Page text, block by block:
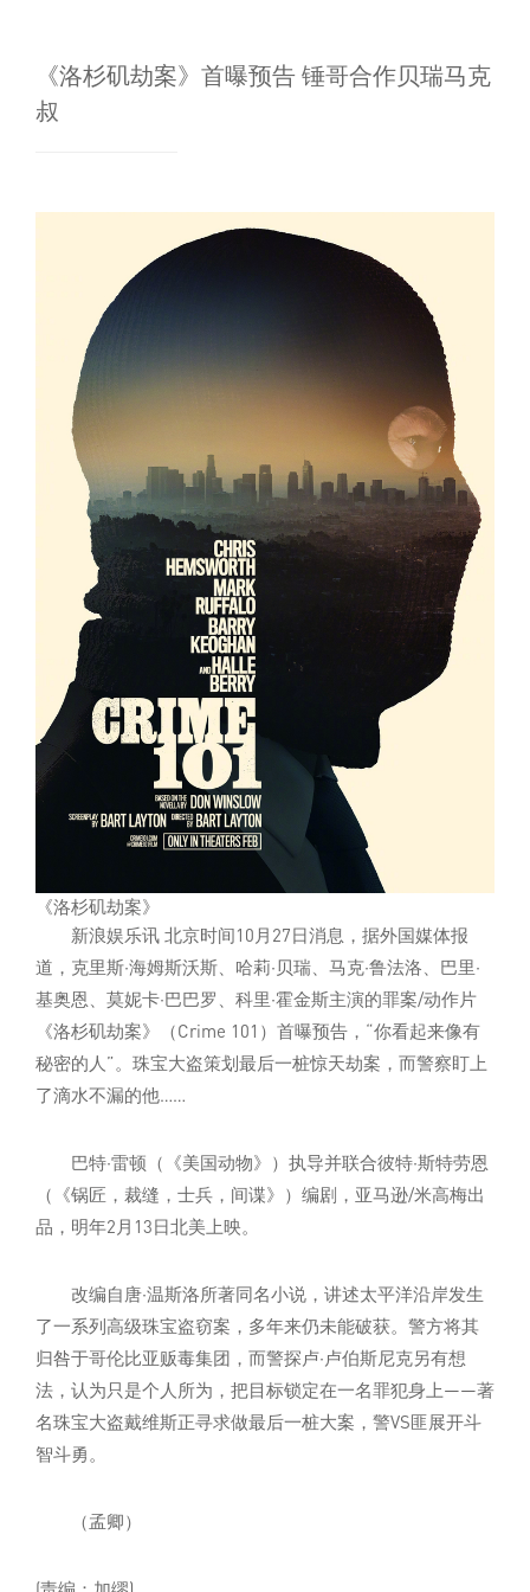
《洛杉矶劫案》首曝预告 锤哥合作贝瑞马克
叔
《洛杉矶劫案》
新浪娱乐讯 北京时间10月27日消息，据外国媒体报
道，克里斯·海姆斯沃斯、哈莉·贝瑞、马克·鲁法洛、巴里·
基奥恩、莫妮卡·巴巴罗、科里·霍金斯主演的罪案/动作片
《洛杉矶劫案》（Crime 101）首曝预告，“你看起来像有
秘密的人”。珠宝大盗策划最后一桩惊天劫案，而警察盯上
了滴水不漏的他……
巴特·雷顿（《美国动物》）执导并联合彼特·斯特劳恩
（《锅匠，裁缝，士兵，间谍》）编剧，亚马逊/米高梅出
品，明年2月13日北美上映。
改编自唐·温斯洛所著同名小说，讲述太平洋沿岸发生
了一系列高级珠宝盗窃案，多年来仍未能破获。警方将其
归咎于哥伦比亚贩毒集团，而警探卢·卢伯斯尼克另有想
法，认为只是个人所为，把目标锁定在一名罪犯身上——著
名珠宝大盗戴维斯正寻求做最后一桩大案，警VS匪展开斗
智斗勇。
（孟卿）